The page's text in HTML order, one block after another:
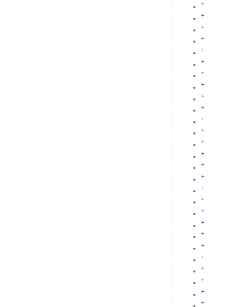
+
+
+
+
+
+
+
+
+
+
+
+
+
+
+
+
+
+
+
+
+
+
+
+
+
+
+